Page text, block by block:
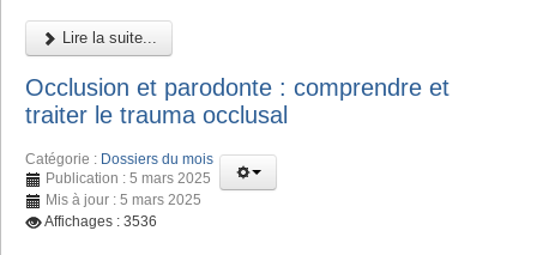
Lire la suite...
Occlusion et parodonte : comprendre et
traiter le trauma occlusal
Catégorie : Dossiers du mois
Publication : 5 mars 2025
Mis à jour : 5 mars 2025
Affichages : 3536